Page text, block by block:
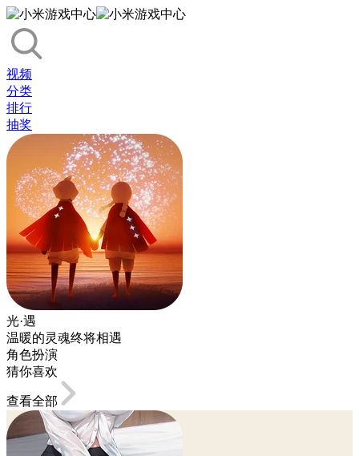
视频
分类
排行
抽奖
光·遇
温暖的灵魂终将相遇
角色扮演
猜你喜欢
查看全部